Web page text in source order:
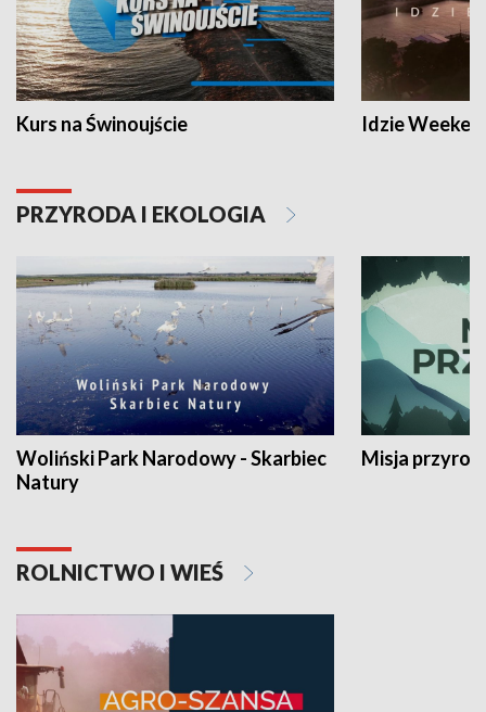
Kurs na Świnoujście Idzie
PRZYRODA I EKOLOGIA
Woliński Park Narodowy - Skarbiec
Natury
Misja
ROLNICTWO I WIEŚ